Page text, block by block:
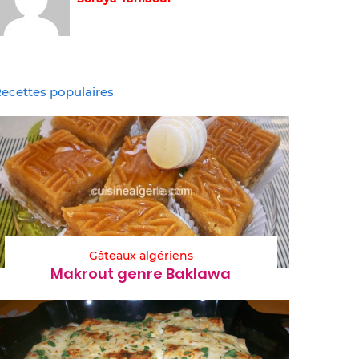
populaires
Gâteaux algériens
Makrout genre Baklawa